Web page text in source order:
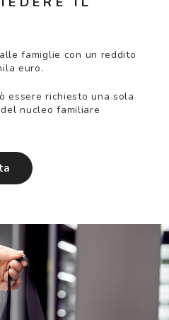
famiglie con un reddito
euro.
essere richiesto una sola
nucleo familiare